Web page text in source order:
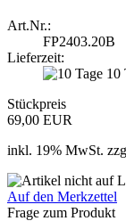
Art.Nr.:
FP2403.20B
Lieferzeit:
10
Stückpreis
69,00 EUR
inkl. 19% MwSt.
Auf den Merkzettel
Frage zum Produkt